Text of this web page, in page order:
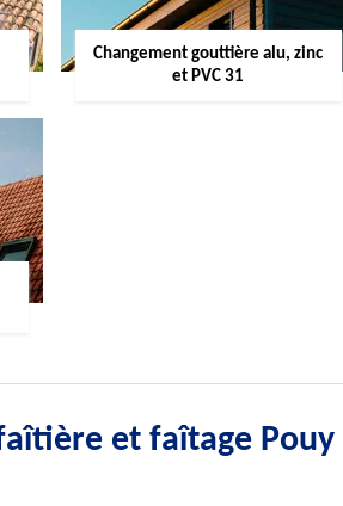
Changement gouttière alu, zinc
et PVC 31
et faîtage Pouy